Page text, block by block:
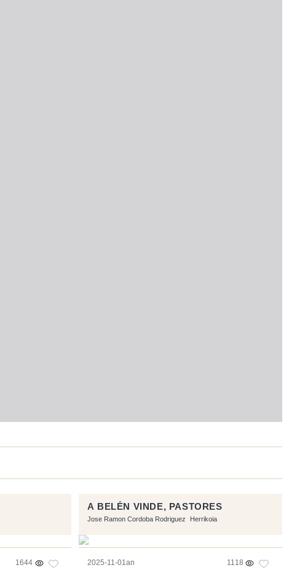
1644
A BELÉN VINDE, PASTORES
Jose Ramon Cordoba Rodriguez Herrikoia
2025-11-01an 1118